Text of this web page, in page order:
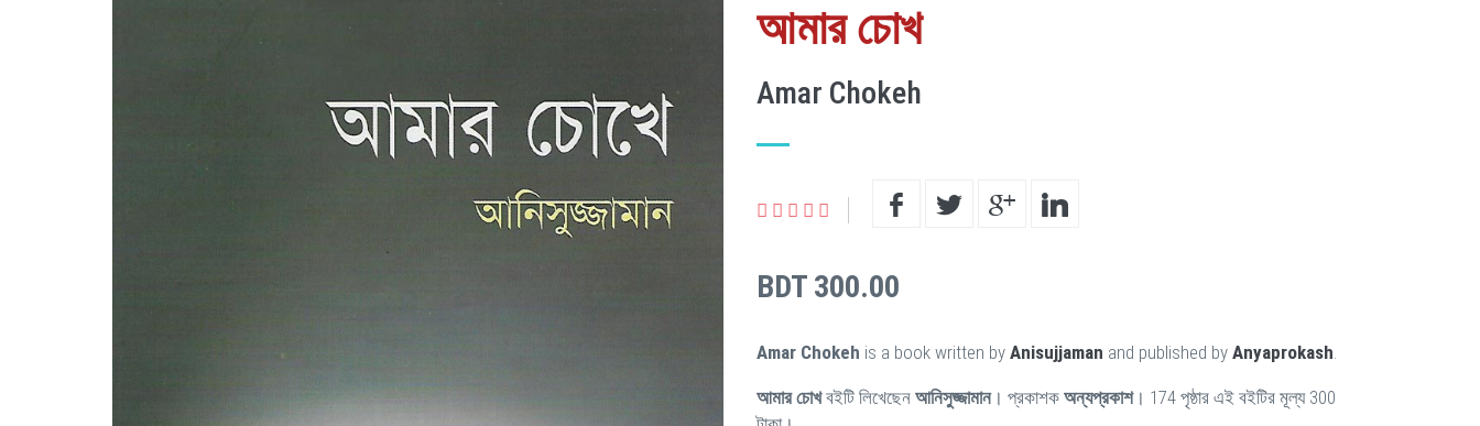
আমার চোখ
Amar Chokeh
BDT 300.00
Amar Chokeh is a book written by Anisujjaman and published by Anyaprokash.
আমার চোখবইটি লিখেছেন আনিসুজ্জামান। প্রকাশক অন্যপ্রকাশ। 174 পৃষ্ঠার এই বইটির মূল্য 300